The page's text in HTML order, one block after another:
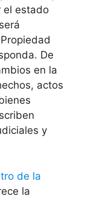
el estado
De
en la
actos
y
de la
la